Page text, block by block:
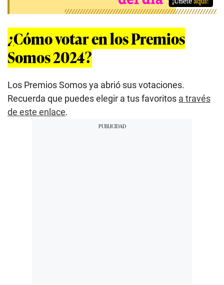
¿Cómo votar en los Premios
Somos 2024?
Los Premios Somos ya abrió sus votaciones.
Recuerda que puedes elegir a tus favoritos a través
de este enlace.